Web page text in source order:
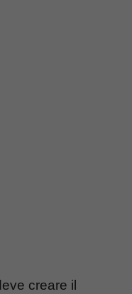
creare il